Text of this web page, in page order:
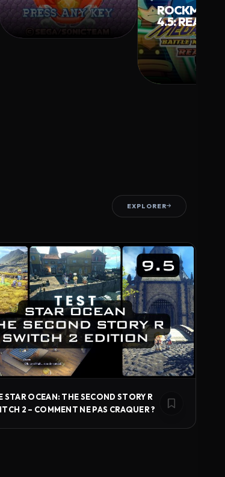
ROCKMAN
4.5: REAL
OPERATION
EXPLORER
STAR OCEAN: THE SECOND STORY R
2 – COMMENT NE PAS CRAQUER ?